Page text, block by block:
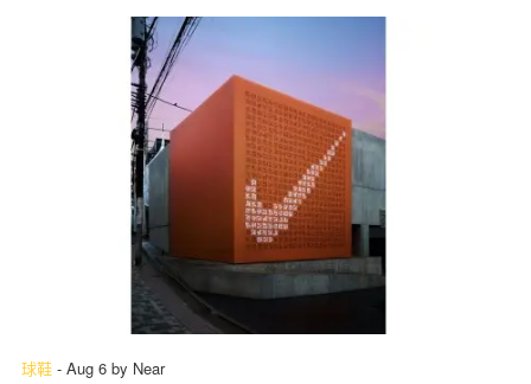
球鞋 - Aug 6 by Near